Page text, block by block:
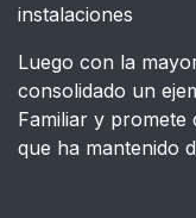
Luego con la
consolidado un
Familiar y
que ha mantenido